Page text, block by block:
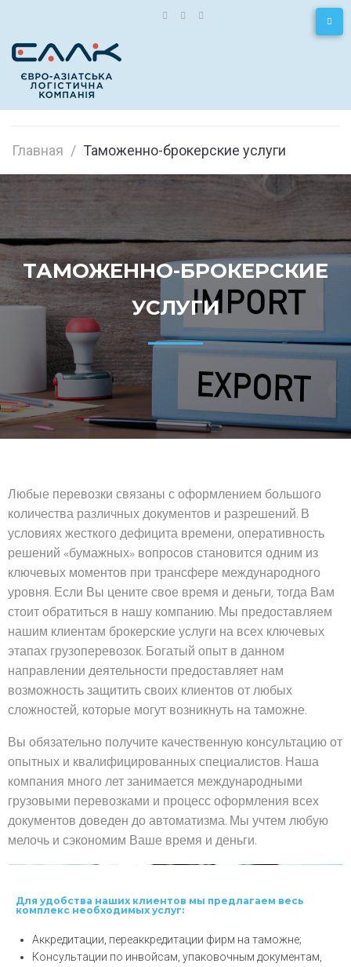
Главная / Таможенно-брокерские услуги
ТАМОЖЕННО-БРОКЕРСКИЕ
УСЛУГИ
Любые перевозки связаны с оформлением большого
количества различных документов и разрешений. В
условиях жесткого дефицита времени, оперативность
решений «бумажных» вопросов становится одним из
ключевых моментов при трансфере международного
уровня. Если Вы цените свое время и деньги, тогда Вам
стоит обратиться в нашу компанию. Мы предоставляем
нашим клиентам брокерские услуги на всех ключевых
этапах грузоперевозок. Богатый опыт в данном
направлении деятельности предоставляет нам
возможность защитить своих клиентов от любых
сложностей, которые могут возникнуть на таможне.
Вы обязательно получите качественную консультацию от
опытных и квалифицированных специалистов. Наша
компания много лет занимается международными
грузовыми перевозками и процесс оформления всех
документов доведен до автоматизма. Мы учтем любую
мелочь и сэкономим Ваше время и деньги.
Для удобства наших клиентов мы предлагаем весь
комплекс необходимых услуг:
Аккредитации, переаккредитации фирм на таможне;
Консультации по инвойсам, упаковочным документам,